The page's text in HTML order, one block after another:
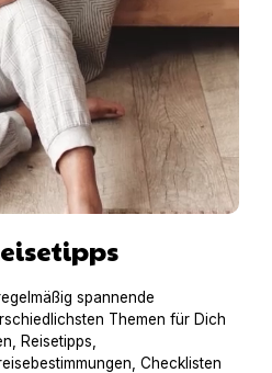
spannende
Themen für Dich
Reisetipps,
Checklisten